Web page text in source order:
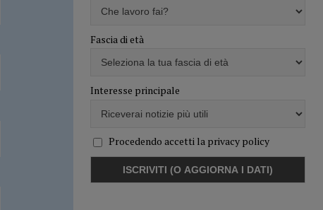
Fascia di età
Interesse principale
Procedendo accetti la privacy policy